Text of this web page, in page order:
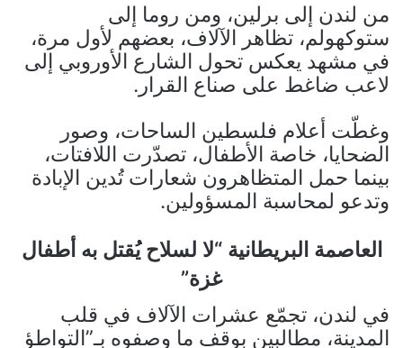
من لندن إلى برلين، ومن روما إلى
ستوكهولم، تظاهر الآلاف، بعضهم لأول مرة،
في مشهد يعكس تحول الشارع الأوروبي إلى
لاعب ضاغط على صناع القرار.
وغطّت أعلام فلسطين الساحات، وصور
الضحايا، خاصة الأطفال، تصدّرت اللافتات،
بينما حمل المتظاهرون شعارات تُدين الإبادة
وتدعو لمحاسبة المسؤولين.
العاصمة البريطانية “لا لسلاح يُقتل به أطفال
غزة”
في لندن، تجمّع عشرات الآلاف في قلب
المدينة، مطالبين بوقف ما وصفوه بـ”التواطؤ